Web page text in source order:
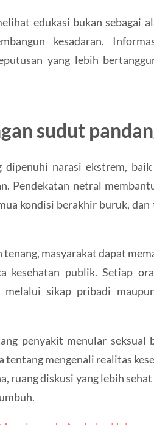
edukasi bukan sebagai
kesadaran.
yang lebih
sudut
narasi ekstrem, baik
Pendekatan netral
kondisi berakhir buruk,
masyarakat dapat
kesehatan publik. Setiap
melalui sikap pribadi
penyakit menular seksual
tentang mengenali realitas
ruang diskusi yang lebih